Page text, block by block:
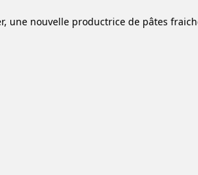
une nouvelle productrice de pâtes